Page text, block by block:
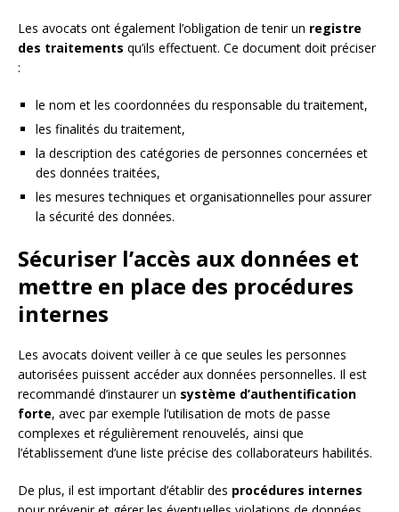
Les avocats ont également l’obligation de tenir un registre
des traitements qu’ils effectuent. Ce document doit préciser
:
le nom et les coordonnées du responsable du traitement,
les finalités du traitement,
la description des catégories de personnes concernées et
des données traitées,
les mesures techniques et organisationnelles pour assurer
la sécurité des données.
Sécuriser l’accès aux données et
mettre en place des procédures
internes
Les avocats doivent veiller à ce que seules les personnes
autorisées puissent accéder aux données personnelles. Il est
recommandé d’instaurer un système d’authentification
forte, avec par exemple l’utilisation de mots de passe
complexes et régulièrement renouvelés, ainsi que
l’établissement d’une liste précise des collaborateurs habilités.
De plus, il est important d’établir des procédures internes